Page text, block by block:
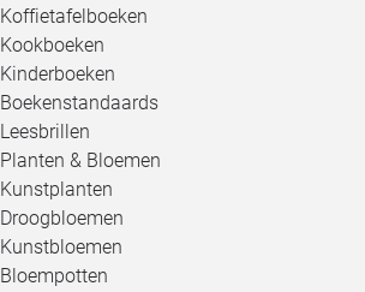
Koffietafelboeken
Kookboeken
Kinderboeken
Boekenstandaards
Leesbrillen
Planten & Bloemen
Kunstplanten
Droogbloemen
Kunstbloemen
Bloempotten